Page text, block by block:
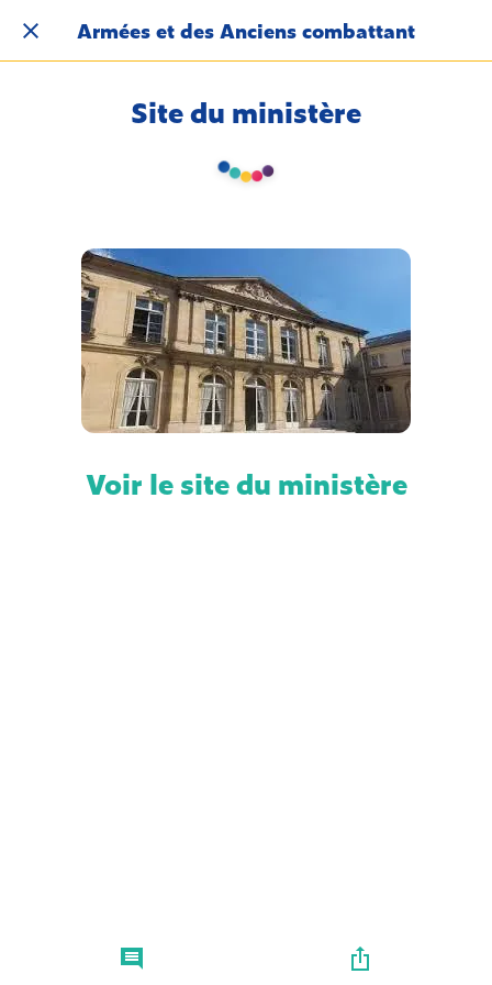
Armées et des Anciens combattant
Site du ministère
Voir le site du ministère